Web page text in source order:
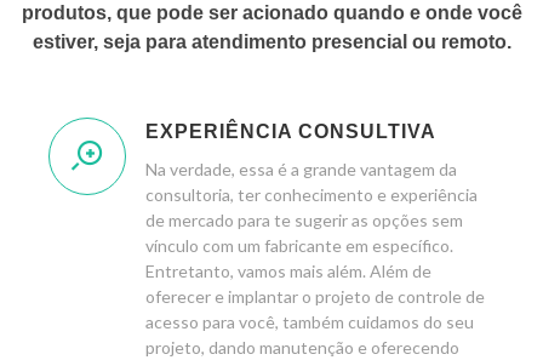
produtos, que pode ser acionado quando e onde você
estiver, seja para atendimento presencial ou remoto.
EXPERIÊNCIA CONSULTIVA
Na verdade, essa é a grande vantagem da
consultoria, ter conhecimento e experiência
de mercado para te sugerir as opções sem
vínculo com um fabricante em específico.
Entretanto, vamos mais além. Além de
oferecer e implantar o projeto de controle de
acesso para você, também cuidamos do seu
projeto, dando manutenção e oferecendo